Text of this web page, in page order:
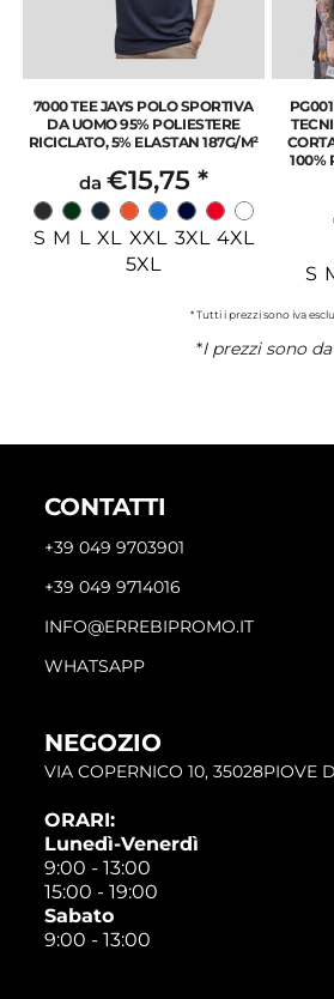
7000 TEE JAYS POLO SPORTIVA
DA UOMO 95% POLIESTERE
RICICLATO, 5% ELASTAN 187G/M²
da €15,75 *
S M L XL XXL 3XL 4XL
5XL
100%
S
* Tutti i prezzi sono iva
*I prezzi sono
CONTATTI
+39 049 9703901
+39 049 9714016
INFO@ERREBIPROMO.IT
WHATSAPP
NEGOZIO
VIA COPERNICO 10, 35028PIOVE
ORARI:
Lunedì-Venerdì
9:00 - 13:00
15:00 - 19:00
Sabato
9:00 - 13:00